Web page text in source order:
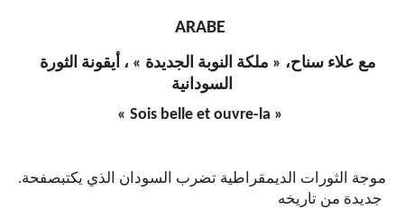
ARABE
مع علاء سناح، « ملكة النوبة الجديدة »، أيقونة الثورة
السودانية
« Sois belle et ouvre-la »
. موجة الثورات الديمقراطية تضرب السودان الذي يكتبصفحة
جديدة من تاريخه